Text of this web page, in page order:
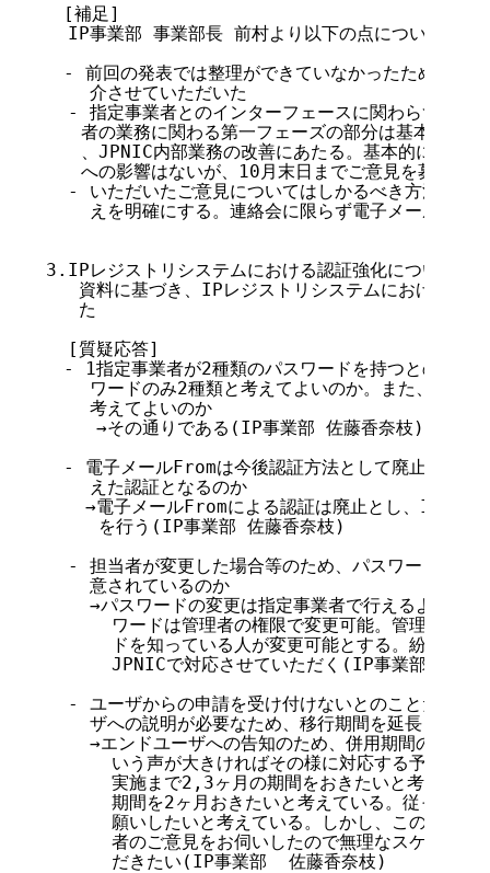
[補足]
IP事業部 事業部長 前村より以下の点について補足
- 前回の発表では整理ができていなかったため、本日
    介させていただいた
- 指定事業者とのインターフェースに関わらず、
者の業務に関わる第一フェーズの部分は基本的には
、JPNIC内部業務の改善にあたる。基本的にこの部
への影響はないが、10月末日までご意見を募集して
- いただいたご意見についてはしかるべき方法で公
えを明確にする。連絡会に限らず電子メールでの
3.IPレジストリシステムにおける認証強化について(
資料に基づき、IPレジストリシステムにおける認
   た
  [質疑応答]
- 1指定事業者が2種類のパスワードを持つとのこと
ワードのみ2種類と考えてよいのか。また、IDは
    考えてよいのか
→その通りである(IP事業部 佐藤香奈枝)
- 電子メールFromは今後認証方法として廃止となる
    えた認証となるのか
　→電子メールFromによる認証は廃止とし、ID/パス
を行う(IP事業部 佐藤香奈枝)
- 担当者が変更した場合等のため、パスワード変更
    意されているのか
→パスワードの変更は指定事業者で行えるよう対応
ワードは管理者の権限で変更可能。管理者パス
ドを知っている人が変更可能とする。紛失し、
JPNICで対応させていただく(IP事業部  佐藤
- ユーザからの申請を受け付けないとのことだが、
ザへの説明が必要なため、移行期間を延長しても
→エンドユーザへの告知のため、併用期間の延長に
いう声が大きければその様に対応する予定。12
実施まで2,3ヶ月の期間をおきたいと考えてい
期間を2ヶ月おきたいと考えている。従ってそ
願いしたいと考えている。しかし、このスケジ
者のご意見をお伺いしたので無理なスケジュー
      だきたい(IP事業部  佐藤香奈枝)